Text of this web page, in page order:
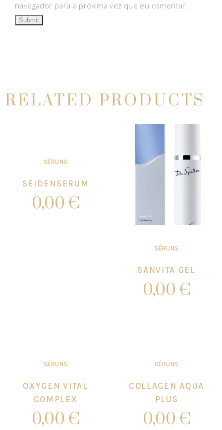
navegador para a próxima vez que eu comentar.
RELATED PRODUCTS
SÉRUNS
SEIDENSERUM
0,00 €
SÉRUNS
SANVITA GEL
0,00 €
SÉRUNS
OXYGEN VITAL
COMPLEX
0,00 €
SÉRUNS
COLLAGEN AQUA
PLUS
0,00 €